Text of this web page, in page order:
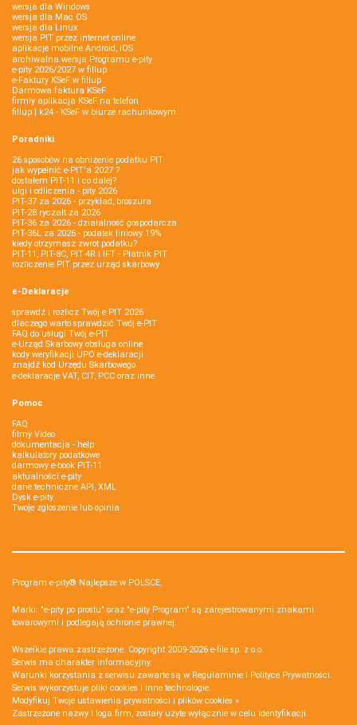
wersja dla Windows
wersja dla Mac OS
wersja dla Linux
wersja PIT przez internet online
aplikacje mobilne Android, iOS
archiwalna wersja Programu e-pity
e-pity 2026/2027 w fillup
e‑Faktury KSeF w fillup
Darmowa faktura KSeF
firmly aplikacja KSeF na telefon
fillup | k24 - KSeF w biurze rachunkowym
Poradniki
26 sposobów na obniżenie podatku PIT
jak wypełnić e-PIT'a 2027 ?
dostałem PIT-11 i co dalej?
ulgi i odliczenia - pity 2026
PIT-37 za 2026 - przykład, broszura
PIT-28 ryczałt za 2026
PIT-36 za 2026 - działalność gospodarcza
PIT-36L za 2026 - podatek liniowy 19%
kiedy otrzymasz zwrot podatku?
PIT-11, PIT-8C, PIT-4R i IFT - Płatnik PIT
rozliczenie PIT przez urząd skarbowy
e-Deklaracje
sprawdź i rozlicz Twój e PIT 2026
dlaczego warto sprawdzić Twój e-PIT
FAQ do usługi Twój e-PIT
e-Urząd Skarbowy obsługa online
kody weryfikacji UPO e-deklaracji
znajdź kod Urzędu Skarbowego
e-deklaracje VAT, CIT, PCC oraz inne
Pomoc
FAQ
filmy Video
dokumentacja - help
kalkulatory podatkowe
darmowy e-book PIT-11
aktualności e-pity
dane techniczne API, XML
Dysk e-pity
Twoje zgłoszenie lub opinia
Program e-pity® Najlepsze w POLSCE.
Marki: "e-pity po prostu" oraz "e-pity Program" są zarejestrowanymi znakami
towarowymi i podlegają ochronie prawnej.
Wszelkie prawa zastrzeżone. Copyright 2009-2026 e-file sp. z o.o.
Serwis ma charakter informacyjny.
Warunki korzystania z serwisu zawarte są w Regulaminie i Polityce Prywatności.
Serwis wykorzystuje pliki cookies i inne technologie.
Modyfikuj Twoje ustawienia prywatności i plików cookies »
Zastrzeżone nazwy i loga firm, zostały użyte wyłącznie w celu identyfikacji.